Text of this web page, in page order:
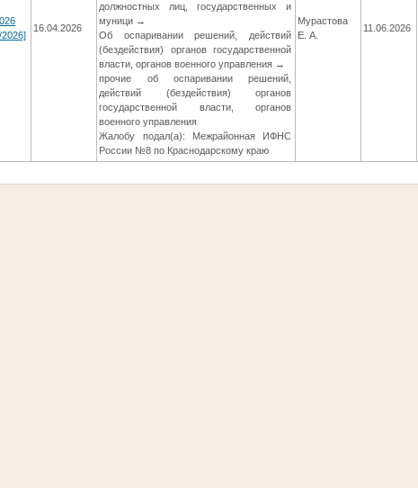
16.04.2026
должностных лиц, государственных и
муници →
Об оспаривании решений, действий
(бездействия) органов государственной
власти, органов военного управления →
прочие об оспаривании решений,
действий (бездействия) органов
государственной власти, органов
военного управления
Жалобу подал(а): Межрайонная ИФНС
России №8 по Краснодарскому краю
Мурастова
Е. А.
11.06.2026